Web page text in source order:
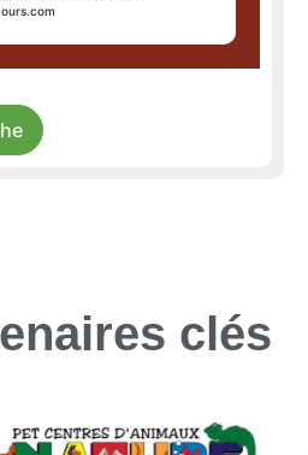
clés